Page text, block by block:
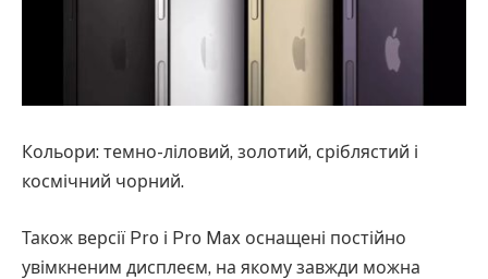
Кольори: темно-ліловий, золотий, сріблястий і
космічний чорний.
Також версії Pro і Pro Max оснащені постійно
увімкненим дисплеєм, на якому завжди можна